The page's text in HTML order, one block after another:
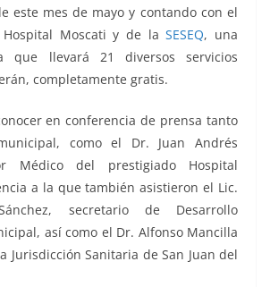
este mes de mayo y contando con el
Moscati y de laSESEQ, una
que llevará 21 diversos servicios
completamente gratis.
en conferencia de prensa tanto
como el Dr. Juan Andrés
Médico del prestigiado Hospital
a la que también asistieron el Lic.
secretario de Desarrollo
así como el Dr. Alfonso Mancilla
Jurisdicción Sanitaria de San Juan del